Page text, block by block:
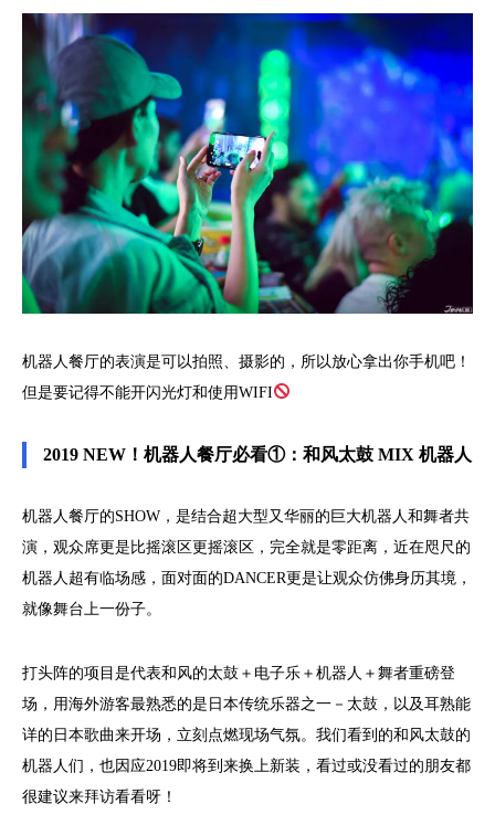
机器人餐厅的表演是可以拍照、摄影的，所以放心拿出你手机吧！
但是要记得不能开闪光灯和使用WIFI
2019 NEW！机器人餐厅必看①：和风太鼓 MIX 机器人
机器人餐厅的SHOW，是结合超大型又华丽的巨大机器人和舞者共
演，观众席更是比摇滚区更摇滚区，完全就是零距离，近在咫尺的
机器人超有临场感，面对面的DANCER更是让观众仿佛身历其境，
就像舞台上一份子。
打头阵的项目是代表和风的太鼓＋电子乐＋机器人＋舞者重磅登
场，用海外游客最熟悉的是日本传统乐器之一－太鼓，以及耳熟能
详的日本歌曲来开场，立刻点燃现场气氛。我们看到的和风太鼓的
机器人们，也因应2019即将到来换上新装，看过或没看过的朋友都
很建议来拜访看看呀！